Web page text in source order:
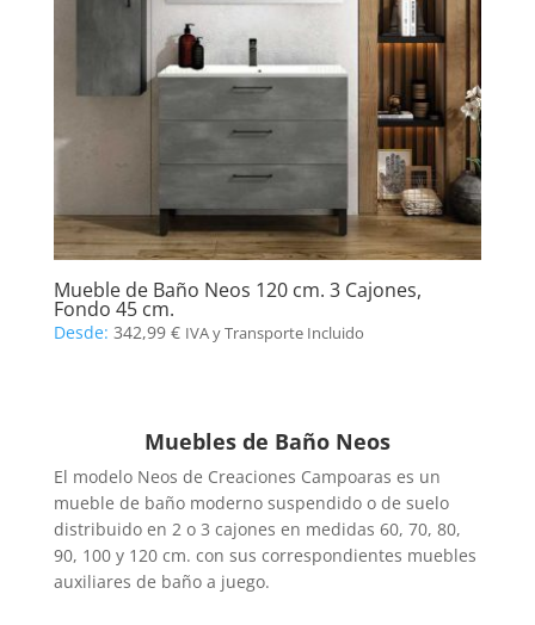
Mueble de Baño Neos 120 cm. 3 Cajones,
Fondo 45 cm.
Desde: 342,99 € IVA y Transporte Incluido
Muebles de Baño Neos
El modelo Neos de Creaciones Campoaras es un
mueble de baño moderno suspendido o de suelo
distribuido en 2 o 3 cajones en medidas 60, 70, 80,
90, 100 y 120 cm. con sus correspondientes muebles
auxiliares de baño a juego.